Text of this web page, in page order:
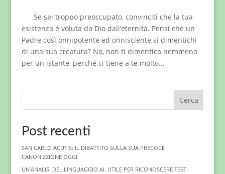
Se sei troppo preoccupato, convinciti che la tua
esistenza é voluta da Dio dall’eternitá. Pensi che un
Padre così onnipotente ed onnisciente si dimentichi
di una sua creatura? No, non ti dimentica nemmeno
per un istante, perché ci tiene a te molto...
Cerca
Post recenti
SAN CARLO ACUTIS: IL DIBATTITO SULLA SUA PRECOCE
CANONIZZIONE OGGI
UN’ANALISI DEL LINGUAGGIO AI. UTILE PER RICONOSCERE TESTI